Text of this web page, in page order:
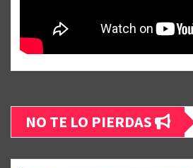
NO TE LO PIERDAS